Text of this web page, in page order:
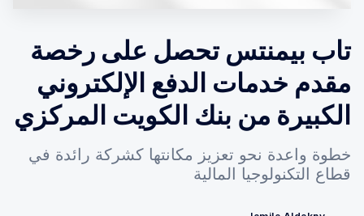
تاب بيمنتس تحصل على رخصة
مقدم خدمات الدفع الإلكتروني
الكبيرة من بنك الكويت المركزي
خطوة واعدة نحو تعزيز مكانتها كشركة رائدة في
قطاع التكنولوجيا المالية